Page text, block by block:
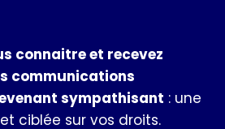
connaitre et recevez
communications
sympathisant : une
ciblée sur vos droits.